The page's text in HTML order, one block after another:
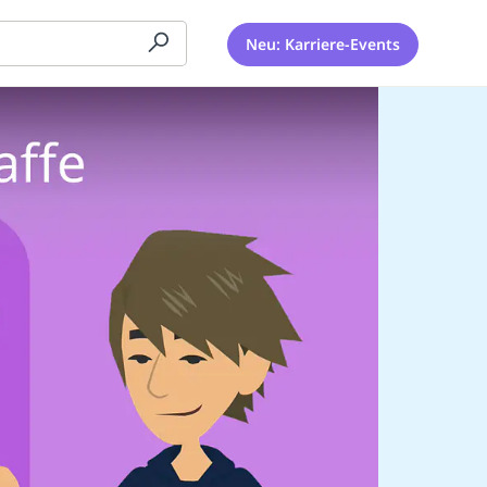
Neu: Karriere-Events